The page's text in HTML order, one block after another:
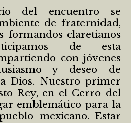
del encuentro se
de fraternidad,
formandos claretianos
de esta
con jóvenes
y deseo de
Dios. Nuestro primer
Rey, en el Cerro del
emblemático para la
mexicano. Estar